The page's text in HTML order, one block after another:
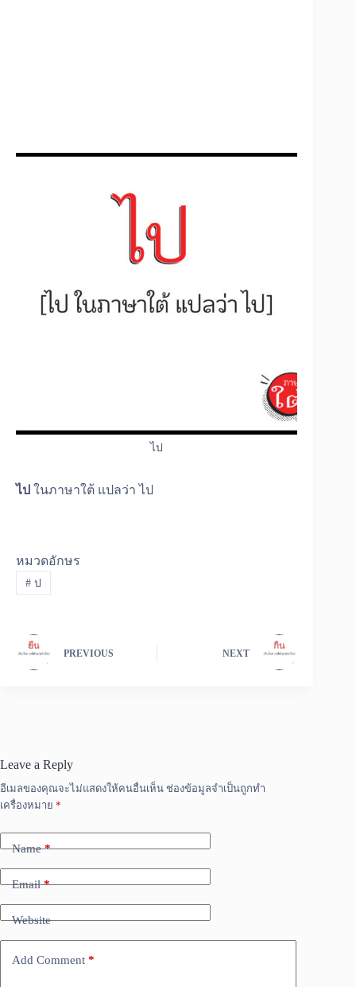
ไป
ไป ในภาษาใต้ แปลว่า ไป
หมวดอักษร
#ป
PREVIOUS NEXT
Leave a Reply
อีเมลของคุณจะไม่แสดงให้คนอื่นเห็น ช่องข้อมูลจำเป็นถูกทำ
เครื่องหมาย *
Name*
Email*
Website
Add Comment *